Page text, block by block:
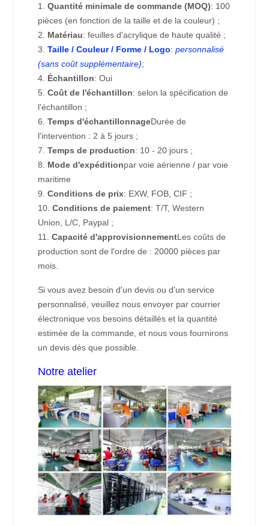
1.Quantité minimale de commande (MOQ): 100
pièces (en fonction de la taille et de la couleur) ;
2. Matériau: feuilles d'acrylique de haute qualité ;
3.Taille / Couleur / Forme / Logo:personnalisé
(sans coût supplémentaire);
4. Échantillon: Oui
5.Coût de l'échantillon: selon la spécification de
l'échantillon ;
6.Temps d'échantillonnageDurée de
l'intervention : 2 à 5 jours ;
7.Temps de production: 10 - 20 jours ;
8. Mode d'expéditionpar voie aérienne / par voie
maritime
9.Conditions de prix: EXW, FOB, CIF ;
10.Conditions de paiement: T/T, Western
Union, L/C, Paypal ;
11.Capacité d'approvisionnementLes coûts de
production sont de l'ordre de : 20000 pièces par
mois.
Si vous avez besoin d'un devis ou d'un service
personnalisé, veuillez nous envoyer par courrier
électronique vos besoins détaillés et la quantité
estimée de la commande, et nous vous fournirons
un devis dès que possible.
Notre atelier